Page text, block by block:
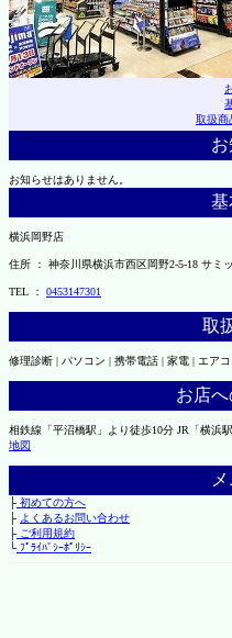
取扱商
お知らせはありません。
基
横浜岡野店
住所 ： 神奈川県横浜市西区岡野2-5-18 サミ
TEL ： 0453147301
取
修理診断 | パソコン | 携帯電話 | 家電 | エア
お店
相鉄線「平沼橋駅」より徒歩10分 JR「横浜
地図
├初めての方へ
├ よくあるお問い合わせ
├ご利用規約
└ﾌﾟﾗｲﾊﾞｼｰﾎﾟﾘｼｰ